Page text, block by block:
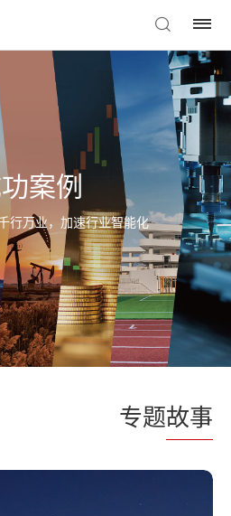
案例
行万业，加速行业智能化
专题故事